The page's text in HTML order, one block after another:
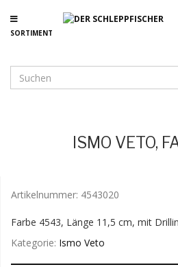
SORTIMENT
ISMO VETO,
Artikelnummer: 4543020
Farbe 4543, Länge 11,5 cm, mit
Kategorie: Ismo Veto